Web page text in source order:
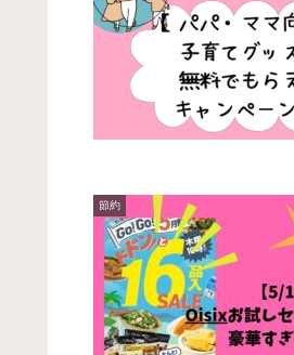
節約